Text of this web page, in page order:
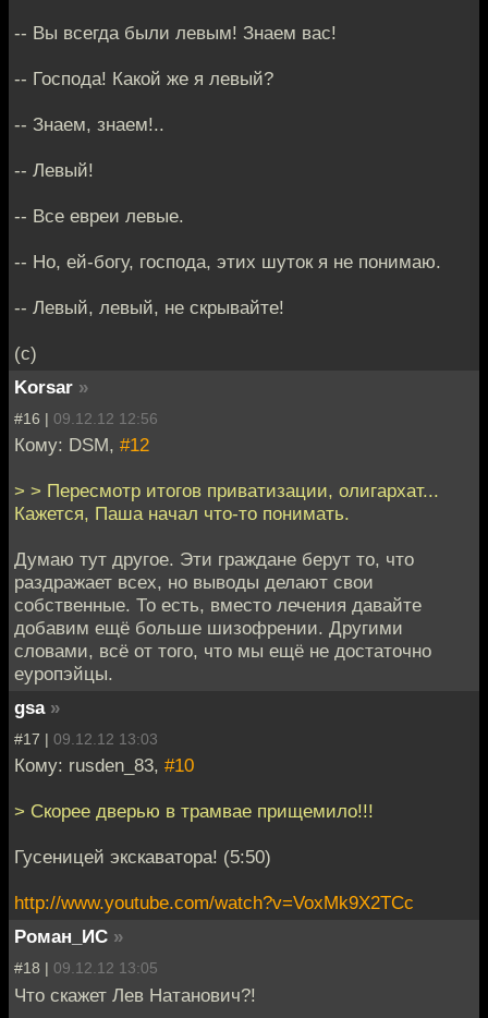
-- Вы всегда были левым! Знаем вас!
-- Господа! Какой же я левый?
-- Знаем, знаем!..
-- Левый!
-- Все евреи левые.
-- Но, ей-богу, господа, этих шуток я не понимаю.
-- Левый, левый, не скрывайте!
(с)
Korsar »
#16 | 09.12.12 12:56
Кому: DSM, #12
> > Пересмотр итогов приватизации, олигархат...
Кажется, Паша начал что-то понимать.
Думаю тут другое. Эти граждане берут то, что
раздражает всех, но выводы делают свои
собственные. То есть, вместо лечения давайте
добавим ещё больше шизофрении. Другими
словами, всё от того, что мы ещё не достаточно
еуропэйцы.
gsa »
#17 | 09.12.12 13:03
Кому: rusden_83, #10
> Скорее дверью в трамвае прищемило!!!
Гусеницей экскаватора! (5:50)
http://www.youtube.com/watch?v=VoxMk9X2TCc
Роман_ИС »
#18 | 09.12.12 13:05
Что скажет Лев Натанович?!